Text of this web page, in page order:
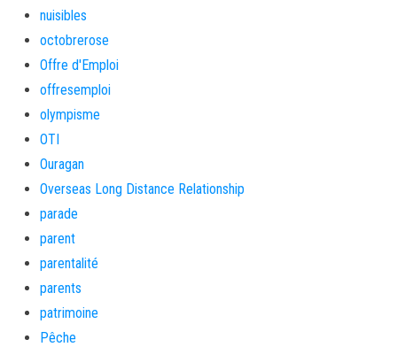
nuisibles
octobrerose
Offre d'Emploi
offresemploi
olympisme
OTI
Ouragan
Overseas Long Distance Relationship
parade
parent
parentalité
parents
patrimoine
Pêche